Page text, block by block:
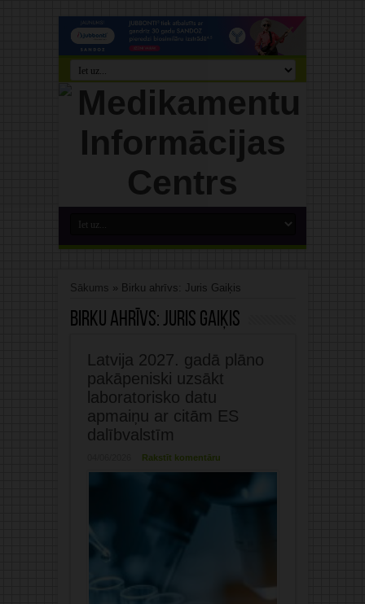
Sākums » Birku ahrīvs: Juris Gaiķis
Birku ahrīvs: Juris Gaiķis
Latvija 2027. gadā plāno
pakāpeniski uzsākt
laboratorisko datu
apmaiņu ar citām ES
dalībvalstīm
Rakstīt komentāru